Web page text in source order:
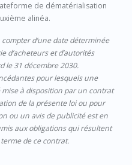
de dématérialisation
alinéa.
d’une date déterminée
d’acheteurs et d’autorités
le 31 décembre 2030.
pour lesquels une
à disposition par un contrat
de la présente loi ou pour
ou un avis de publicité est en
aux obligations qui résultent
de ce contrat.